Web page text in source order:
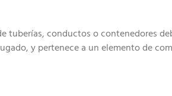
tuberías, conductos o contenedores
y pertenece a un elemento de